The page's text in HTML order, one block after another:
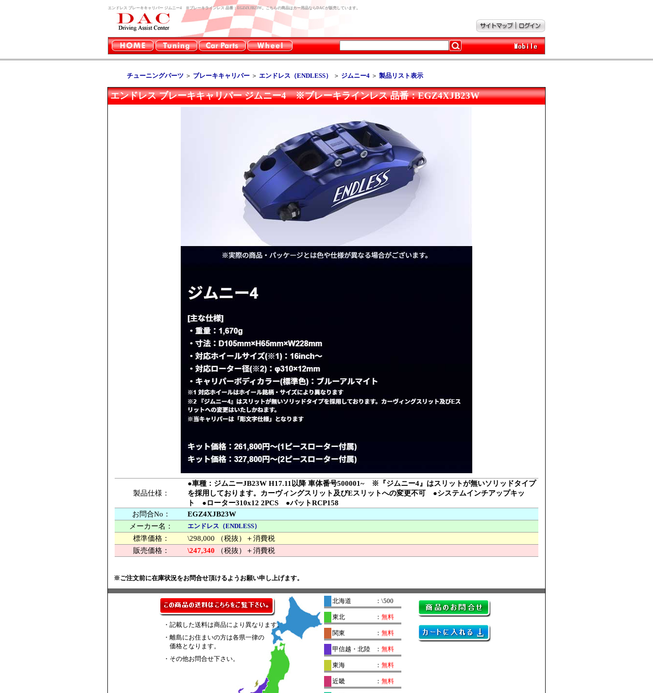
エンドレス ブレーキキャリパー ジムニー4 ※ブレーキラインレス 品番：EGZ4XJB23W。こちらの商品はカー用品ならDACが販売しています。
チューニングパーツ ＞ ブレーキキャリパー ＞ エンドレス（ENDLESS） ＞ ジムニー4 ＞ 製品リスト表示
エンドレス ブレーキキャリパー ジムニー4 ※ブレーキラインレス 品番：EGZ4XJB23W
製品仕様：
●車種：ジムニーJB23W H17.11以降 車体番号500001~ ※『ジムニー4』はスリットが無いソリッドタイプ
を採用しております。カーヴィングスリット及びEスリットへの変更不可 ●システムインチアップキッ
ト ●ローター310x12 2PCS ●パットRCP158
お問合No：
EGZ4XJB23W
メーカー名：
エンドレス（ENDLESS）
標準価格：
\298,000 （税抜）＋消費税
販売価格：
\247,340 （税抜）＋消費税
※ご注文前に在庫状況をお問合せ頂けるようお願い申し上げます。
・記載した送料は商品により異なります。
・離島にお住まいの方は各県一律の
価格となります。
・その他お問合せ下さい。
北海道 ：\500
東北 ： 無料
関東 ： 無料
甲信越・北陸 ： 無料
東海 ： 無料
近畿 ： 無料